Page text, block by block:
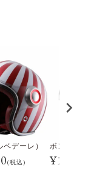
デーレ）
(税込) ¥